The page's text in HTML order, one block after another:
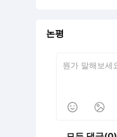
논평
 